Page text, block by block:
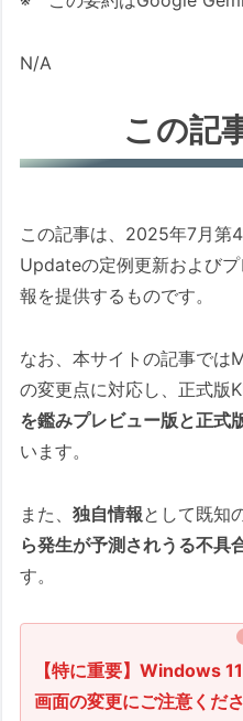
ログラム (セキ
ログラム (セキ
ラム)
Windows 10
ラム)
.NET
リース分)
1. アップデート
1.1. 必須処置
数箇所
重要な
のバッ
N/A
この記
この記事は、2025年7月第
Updateの定例更新および
報を提供するものです。
なお、本サイトの記事で
の変更点に対応し、正式版
を鑑みプレビュー版と正式
います。
また、独自情報として既知
ら発生が予測されうる不具
す。
【特に重要】Windows
画面の変更にご注意くだ